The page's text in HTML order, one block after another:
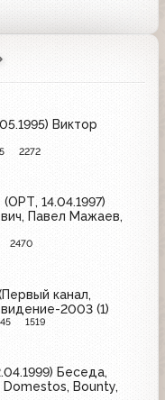
Виктор
2272
14.04.1997)
Павел Мажаев,
2470
канал,
2003 (1)
1519
Беседа,
Bounty,